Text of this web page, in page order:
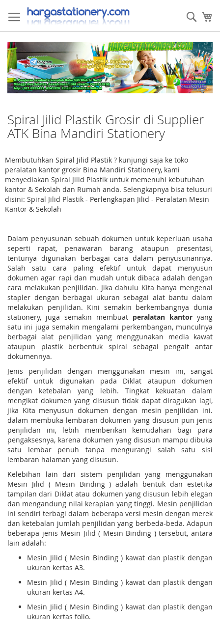
to
Content
Spiral Jilid Plastik Grosir di Supplier
ATK Bina Mandiri Stationery
Membutuhkan Spiral Jilid Plastik ? kunjungi saja ke toko
peralatan kantor grosir Bina Mandiri Stationery, kami
menyediakan Spiral Jilid Plastik untuk memenuhi kebutuhan
kantor & Sekolah dan Rumah anda. Selengkapnya bisa telusuri
disini: Spiral Jilid Plastik - Perlengkapan Jilid - Peralatan Mesin
Kantor & Sekolah
Dalam penyusunan sebuah dokumen untuk keperluan usaha
seperti rapat, penawaran barang ataupun presentasi,
tentunya digunakan berbagai cara dalam penyusunannya.
Salah satu cara paling efektif untuk dapat menyusun
dokumen agar rapi dan mudah untuk dibaca adalah dengan
cara melakukan penjilidan. Jika dahulu Kita hanya mengenal
stapler dengan berbagai ukuran sebagai alat bantu dalam
melakukan penjilidan. Kini semakin berkembangnya dunia
stationery, juga semakin membuat peralatan kantor yang
satu ini juga semakin mengalami perkembangan, munculnya
berbagai alat penjilidan yang menggunakan media kawat
ataupun plastik berbentuk spiral sebagai pengait antar
dokumennya.
Jenis penjilidan dengan menggunakan mesin ini, sangat
efektif untuk digunakan pada Diklat ataupun dokumen
dengan ketebalan yang lebih. Tingkat kekuatan dalam
mengikat dokumen yang disusun tidak dapat diragukan lagi,
jika Kita menyusun dokumen dengan mesin penjilidan ini.
dalam membuka lembaran dokumen yang disusun pun jenis
penjilidan ini, lebih memberikan kemudahan bagi para
pengaksesnya, karena dokumen yang disusun mampu dibuka
satu lembar penuh tanpa mengurangi salah satu sisi
lembaran halaman yang disusun.
Kelebihan lain dari sistem penjilidan yang menggunakan
Mesin Jilid ( Mesin Binding ) adalah bentuk dan estetika
tampilan dari Diklat atau dokumen yang disusun lebih elegan
dan mengandung nilai kerapian yang tinggi. Mesin penjilidan
ini sendiri terbagi dalam beberapa versi mesin dengan merek
dan ketebalan jumlah penjilidan yang berbeda-beda. Adapun
beberapa jenis Mesin Jilid ( Mesin Binding ) tersebut, antara
lain adalah:
Mesin Jilid ( Mesin Binding ) kawat dan plastik dengan
ukuran kertas A3.
Mesin Jilid ( Mesin Binding ) kawat dan plastik dengan
ukuran kertas A4.
Mesin Jilid ( Mesin Binding ) kawat dan plastik dengan
ukuran kertas folio.